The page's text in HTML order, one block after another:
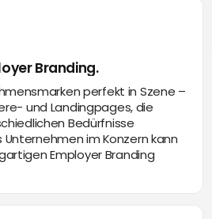
Branding.
perfekt in Szene –
und Landingpages, die
Bedürfnisse
im Konzern kann
Employer Branding